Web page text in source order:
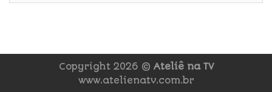
Copyright 2026 © Ateliê na TV
www.atelienatv.com.br